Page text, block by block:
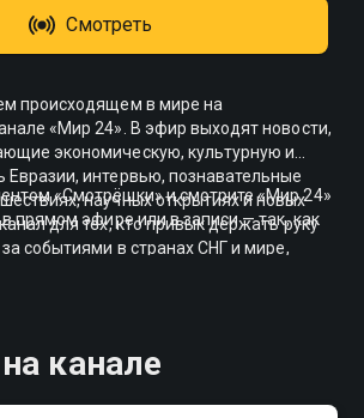
Смотреть
происходящем в мире на
«Мир 24». В эфир выходят новости,
экономическую, культурную и
Евразии, интервью, познавательные
научных открытиях и новых
для тех, кто привык держать руку
событиями в странах СНГ и мире,
и объективную информацию 24
«Смотрёшки» и смотрите «Мир 24»
прямом эфире или в записи — так, как
канале